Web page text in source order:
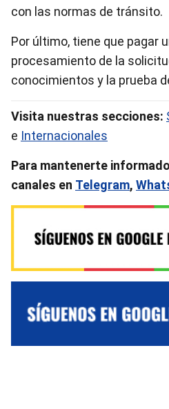
con las normas de tránsito.
Por último, tiene que pagar
procesamiento de la
conocimientos y la prueba
Visita nuestras secciones:
e Internacionales
Para mantenerte
canales en Telegram,